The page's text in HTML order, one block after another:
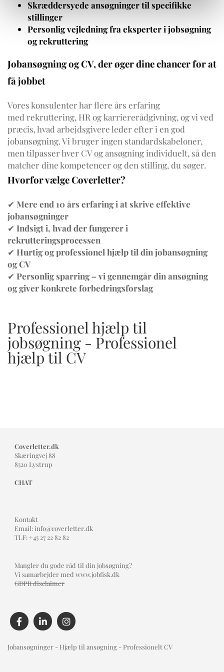
Skræddersyede ansøgninger til specifikke
stillinger
Personlig vejledning fra eksperter i jobsøgning
og rekruttering
Jobansøgning og CV, der øger dine chancer for at
få jobbet
Vores konsulenter har flere års erfaring
med rekruttering, HR og karriererådgivning, og vi ved
præcis, hvad arbejdsgivere leder efter i en god
jobansøgning. Vi bruger ingen standardskabeloner,
men tilpasser hver CV og ansøgning individuelt, så den
matcher dine kompetencer og den stilling, du søger.
Hvorfor vælge Coverletter?
✔ Mere end 10 års erfaring i at skrive effektive
jobansøgninger
✔ Indsigt i, hvad der fungerer i
rekrutteringsprocessen
✔ Hurtig og professionel hjælp til din jobansøgning
og CV
✔ Personlig sparring – vi gennemgår din ansøgning
og giver konkrete forbedringsforslag
Professionel hjælp til
jobsøgning - Professionel
hjælp til CV
Coverletter.dk
Skæringvej 88
8520 Lystrup
CHAT
Kontakt
Email: info@coverletter.dk
TLF: +45 27 22 82 82
Mangler du gode råd til din jobsøgning?
Vi samarbejder med www.jobfisk.dk
GDPR disclaimer
Jobansøgninger - Hjælp til ansøgning - Professionelt CV